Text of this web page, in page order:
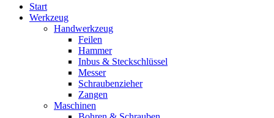
Start
Werkzeug
Handwerkzeug
Feilen
Hammer
Inbus & Steckschlüssel
Messer
Schraubenzieher
Zangen
Maschinen